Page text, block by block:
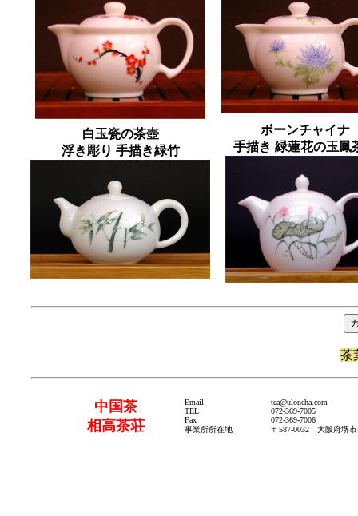
白玉瓷の茶壺
浮き彫り 手描き緑竹
ボーンチャイナ
手描き 緑蓮花の玉鳳
茶
中国茶
相高茶荘
Email
TEL
Fax
事業所所在地
tea@uloncha.com
072-369-7005
072-369-7006
〒587-0032 大阪府堺